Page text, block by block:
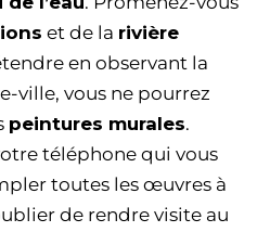
et de la rivière
en observant la
ville, vous ne pourrez
peintures murales.
téléphone qui vous
toutes les œuvres à
de rendre visite au